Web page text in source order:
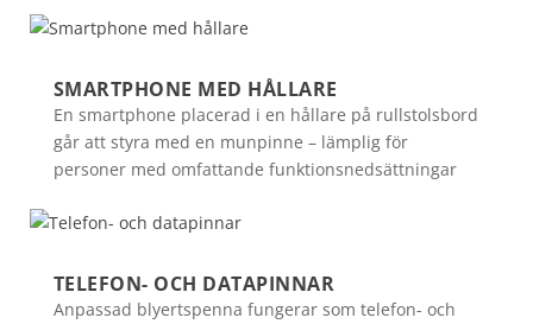
SMARTPHONE MED HÅLLARE
En smartphone placerad i en hållare på rullstolsbord
går att styra med en munpinne – lämplig för
personer med omfattande funktionsnedsättningar
TELEFON- OCH DATAPINNAR
Anpassad blyertspenna fungerar som telefon- och